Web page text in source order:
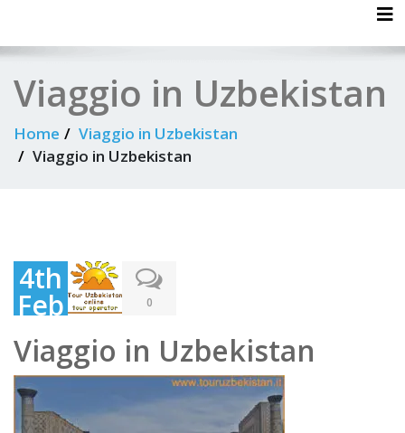
Viaggio in Uzbekistan
Home
Viaggio in Uzbekistan
Viaggio in Uzbekistan
4th
Feb
rua
ry
202
0
0
Viaggio in Uzbekistan